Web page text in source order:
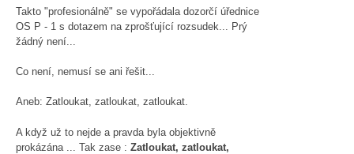
Takto "profesionálně" se vypořádala dozorčí úřednice
OS P - 1 s dotazem na zprošťující rozsudek... Prý
žádný není...
Co není, nemusí se ani řešit...
Aneb: Zatloukat, zatloukat, zatloukat.
A když už to nejde a pravda byla objektivně
prokázána ... Tak zase : Zatloukat, zatloukat,